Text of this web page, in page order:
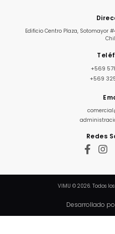
Edificio Centro Plaza, Sotomayor
+569
+569
Redes
VIMU © 2026. Todos
Desarrollado